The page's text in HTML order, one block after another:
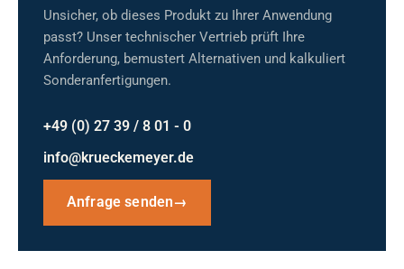
Unsicher, ob dieses Produkt zu Ihrer Anwendung
passt? Unser technischer Vertrieb prüft Ihre
Anforderung, bemustert Alternativen und kalkuliert
Sonderanfertigungen.
+49 (0) 27 39 / 8 01 - 0
info@krueckemeyer.de
Anfrage senden→